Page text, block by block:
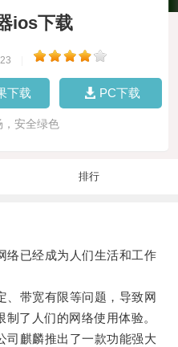
ios下载
下载 PC下载
，安全绿色
排行
已经成为人们生活和工作
带宽有限等问题，导致网
了人们的网络使用体验。
麒麟推出了一款功能强大